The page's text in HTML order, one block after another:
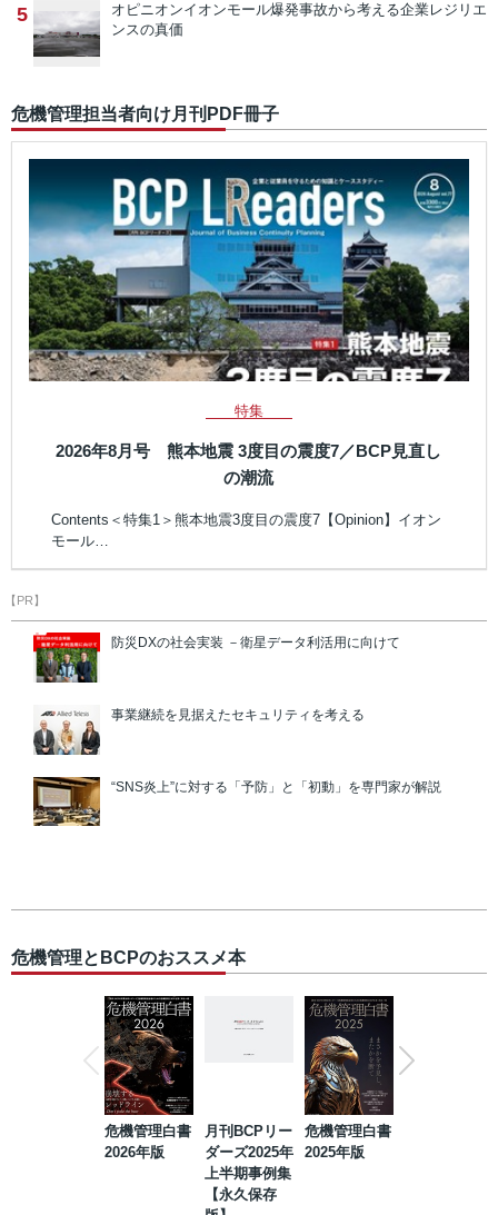
5 オピニオンイオンモール爆発事故から考える企業レジリエ
ンスの真価
危機管理担当者向け月刊PDF冊子
特集
2026年8月号 熊本地震 3度目の震度7／BCP見直し
の潮流
Contents＜特集1＞熊本地震3度目の震度7【Opinion】イオン
モール…
【PR】
防災DXの社会実装 －衛星データ利活用に向けて
事業継続を見据えたセキュリティを考える
“SNS炎上”に対する「予防」と「初動」を専門家が解説
危機管理とBCPのおススメ本
危機管理白書
2026年版
月刊BCPリー
ダーズ2025年
上半期事例集
【永久保存
危機管理白書
2025年版